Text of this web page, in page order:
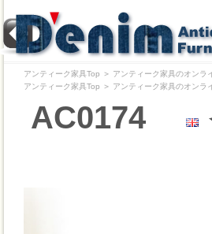
アンティーク家具Top ＞ アンティーク家具のオンラ
アンティーク家具Top ＞ アンティーク家具のオンラ
AC0174